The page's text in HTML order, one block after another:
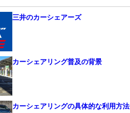
三井のカーシェアーズ
カーシェアリング普及の背景
カーシェアリングの具体的な利用方法